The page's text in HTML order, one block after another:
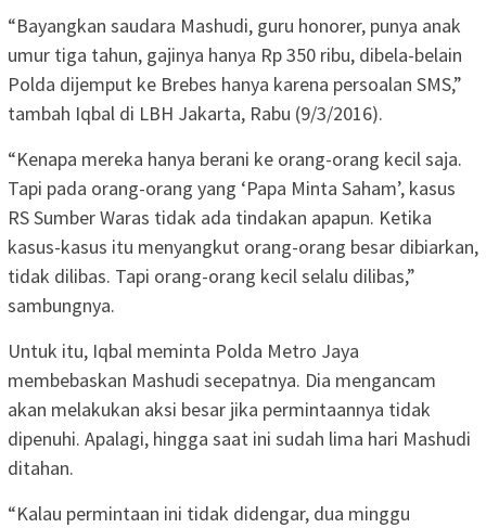
“Bayangkan saudara Mashudi, guru honorer, punya anak
umur tiga tahun, gajinya hanya Rp 350 ribu, dibela-belain
Polda dijemput ke Brebes hanya karena persoalan SMS,”
tambah Iqbal di LBH Jakarta, Rabu (9/3/2016).
“Kenapa mereka hanya berani ke orang-orang kecil saja.
Tapi pada orang-orang yang ‘Papa Minta Saham’, kasus
RS Sumber Waras tidak ada tindakan apapun. Ketika
kasus-kasus itu menyangkut orang-orang besar dibiarkan,
tidak dilibas. Tapi orang-orang kecil selalu dilibas,”
sambungnya.
Untuk itu, Iqbal meminta Polda Metro Jaya
membebaskan Mashudi secepatnya. Dia mengancam
akan melakukan aksi besar jika permintaannya tidak
dipenuhi. Apalagi, hingga saat ini sudah lima hari Mashudi
ditahan.
“Kalau permintaan ini tidak didengar, dua minggu